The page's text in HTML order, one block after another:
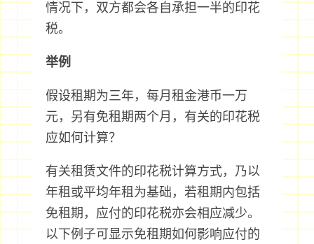
情况下，双方都会各自承担一半的印花
税。
举例
假设租期为三年，每月租金港币一万
元，另有免租期两个月，有关的印花税
应如何计算？
有关租赁文件的印花税计算方式，乃以
年租或平均年租为基础，若租期内包括
免租期，应付的印花税亦会相应减少。
以下例子可显示免租期如何影响应付的